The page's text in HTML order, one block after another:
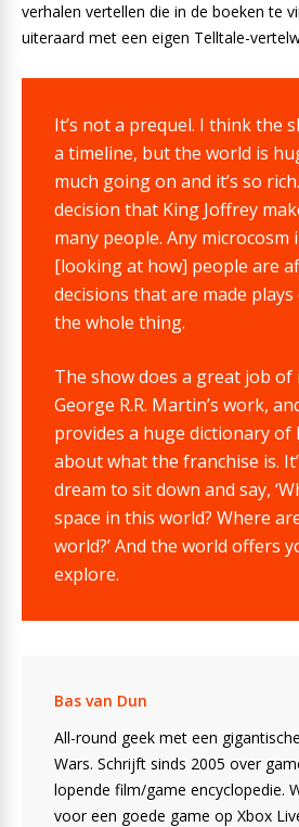
verhalen vertellen die in de boeken te
uiteraard met een eigen Telltale-
It’s not a prequel. I think the
a timeline, but the world is
much going on and it’s so
decision that King Joffrey
many people. Any
[looking at how] people are
decisions that are made
the whole thing.
The show does a great job
George R.R. Martin’s work,
provides a huge dictionary of
about what the franchise is.
dream to sit down and say,
space in this world? Where
world?’ And the world offers
explore.
Bas van Dun
All-round geek met een
Wars. Schrijft sinds 2005 over
lopende film/game encyclopedie.
voor een goede game op Xbox